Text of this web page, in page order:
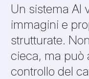
Un sistema AI
immagini e
strutturate.
cieca, ma può
controllo del